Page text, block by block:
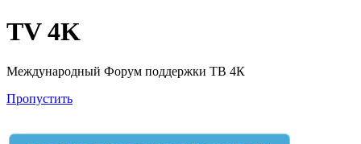
TV 4K
Международный Форум поддержки ТВ 4К
Пропустить